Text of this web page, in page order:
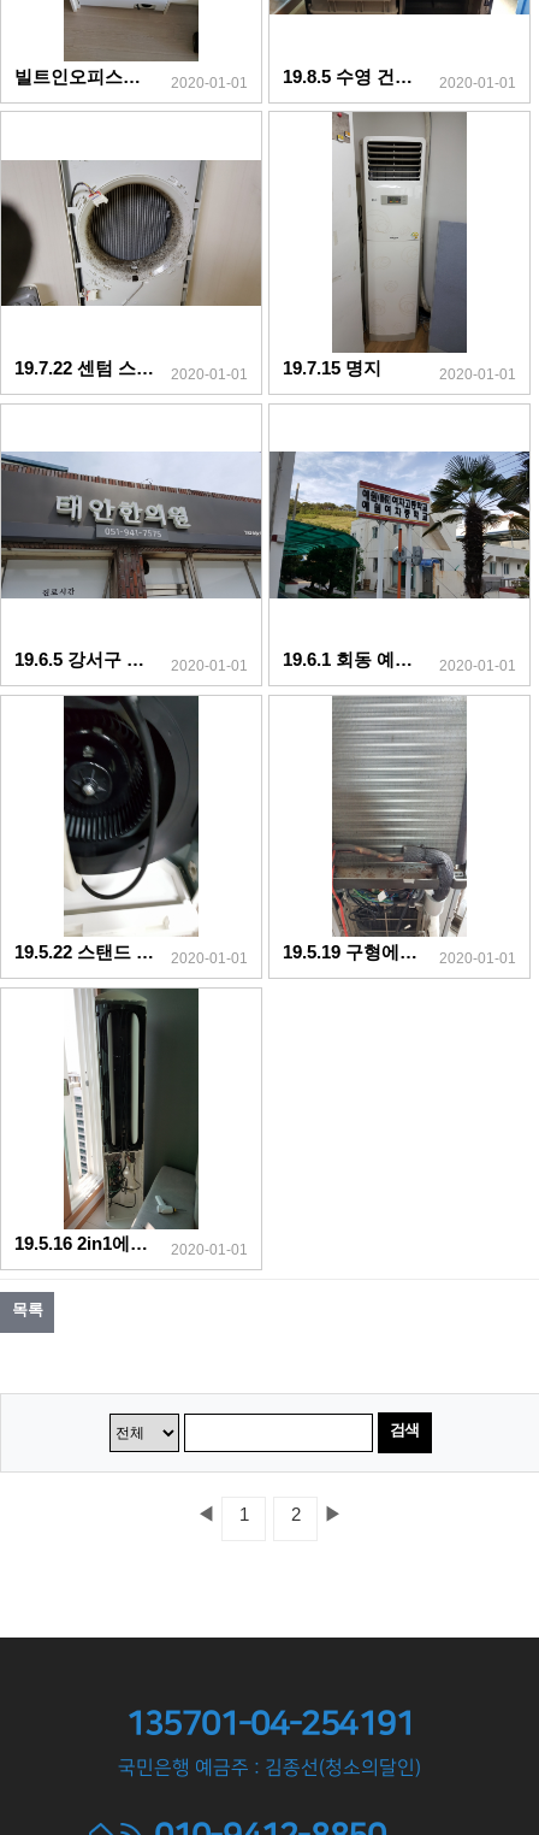
빌트인오피스텔 19.10.3 2020-01-01 19.8.5 수영 건조기 2020-01-01
19.7.22 센텀 스마트에어컨 2020-01-01 19.7.15 명지 2020-01-01
19.6.5 강서구 태안한의원 2020-01-01 19.6.1 회동 예원고등학교 2020-01-01
19.5.22 스탠드 서면상가 2020-01-01 19.5.19 구형에어컨 양정동 2020-01-01
19.5.16 2in1에어컨 연산9동 2020-01-01
목록
검색
◀ 1 2 ▶
135701-04-254191
국민은행 예금주 : 김종선(청소의달인)